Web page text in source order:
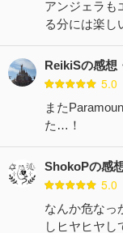
アンジェラも
る分には楽し
ReikiSの感想
5.0
また
た…！
ShokoPの感
5.0
なんか危なっ
しヒヤヒヤし